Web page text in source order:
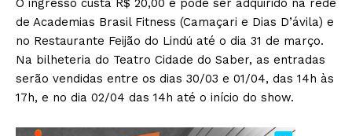
O ingresso custa R$ 20,00 e pode ser adquirido na rede
de Academias Brasil Fitness (Camaçari e Dias D’ávila) e
no Restaurante Feijão do Lindú até o dia 31 de março.
Na bilheteria do Teatro Cidade do Saber, as entradas
serão vendidas entre os dias 30/03 e 01/04, das 14h às
17h, e no dia 02/04 das 14h até o início do show.